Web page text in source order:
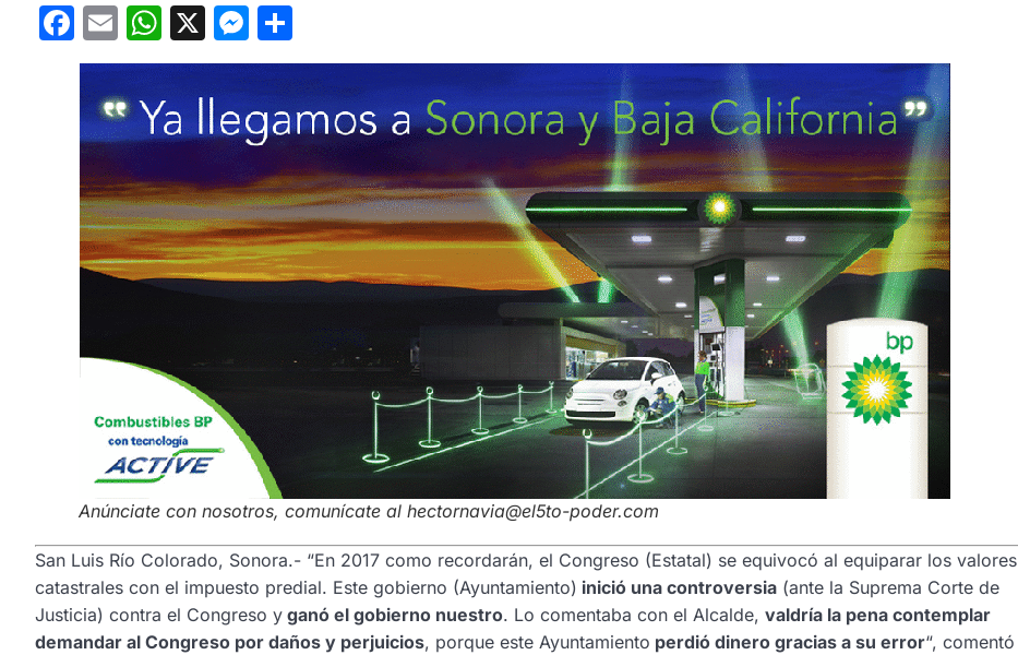
Facebook
EmailWhatsApp
X Messenger
Anúnciate con nosotros, comunícate al hectornavia@el5to-poder.com
San Luis Río Colorado, Sonora.- “En 2017 como recordarán, el Congreso (Estatal) se equivocó al equiparar los valores
catastrales con el impuesto predial. Este gobierno (Ayuntamiento) inició una controversia (ante la Suprema Corte de
Justicia) contra el Congreso y ganó el gobierno nuestro. Lo comentaba con el Alcalde, valdría la pena contemplar
demandar al Congreso por daños y perjuicios, porque este Ayuntamiento perdió dinero gracias a su error“, comentó